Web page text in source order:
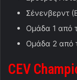
Σένενβερντ
Ομάδα 1 από
Ομάδα 2 από
CEV